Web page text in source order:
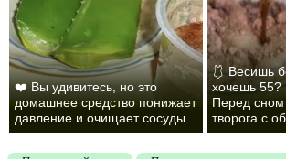
❤️ Вы удивитесь, но это
домашнее средство понижает
давление и очищает сосуды...
🩱 Весишь
хочешь 55?
Перед сном
творога с